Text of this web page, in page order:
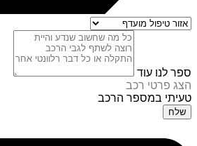
ספר לנו עוד
הצג פרטי רכב
טעיתי במספר הרכב
שלח